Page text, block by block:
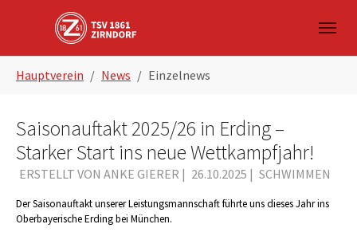
Skip to main navigation
Zum Hauptinhalt springen
Skip to page footer
Hauptverein News Einzelnews
Saisonauftakt 2025/26 in Erding –
Starker Start ins neue Wettkampfjahr!
ERSTELLT VON ANKE GIERER | 26.10.2025 | SCHWIMMEN
Der Saisonauftakt unserer Leistungsmannschaft führte uns dieses Jahr ins
Oberbayerische Erding bei München.